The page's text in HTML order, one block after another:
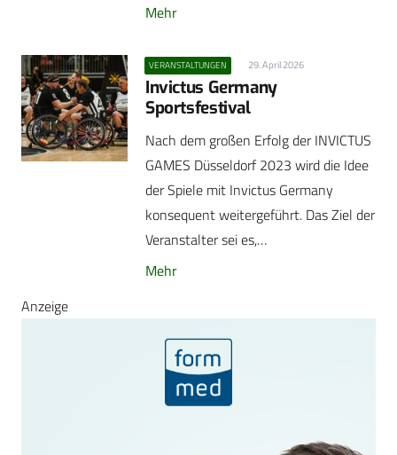
Mehr
VERANSTALTUNGEN 29. April 2026
Invictus Germany
Sportsfestival
Nach dem großen Erfolg der INVICTUS
GAMES Düsseldorf 2023 wird die Idee
der Spiele mit Invictus Germany
konsequent weitergeführt. Das Ziel der
Veranstalter sei es,…
Mehr
Anzeige